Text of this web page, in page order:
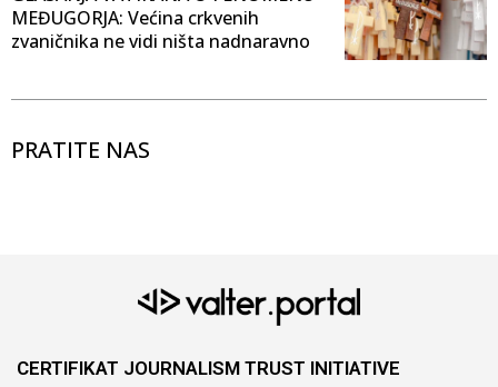
MEĐUGORJA: Većina crkvenih
zvaničnika ne vidi ništa nadnaravno
PRATITE NAS
CERTIFIKAT JOURNALISM TRUST INITIATIVE